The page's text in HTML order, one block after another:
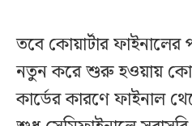
তবে কোয়ার্টার ফাইনালের
নতুন করে শুরু হওয়ায়
কার্ডের কারণে ফাইনাল